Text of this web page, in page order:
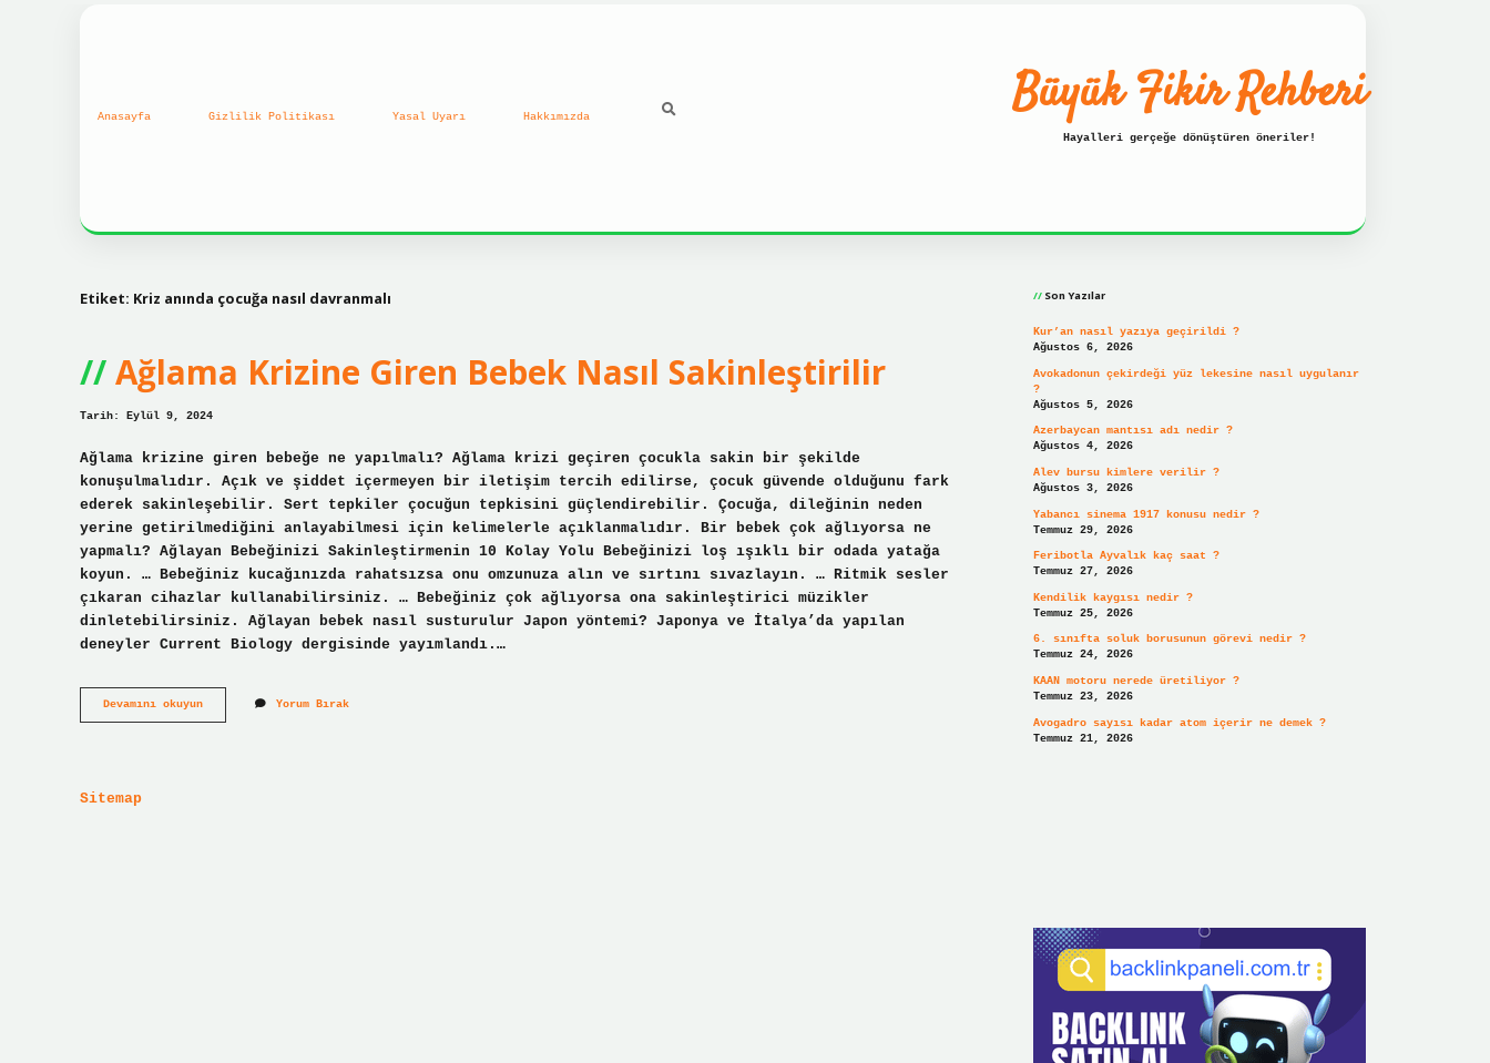
Anasayfa Gizlilik Politikası Yasal Uyarı Hakkımızda Büyük Fikir Rehberi
Hayalleri gerçeğe dönüştüren öneriler!
Etiket: Kriz anında çocuğa nasıl davranmalı
Ağlama Krizine Giren Bebek Nasıl Sakinleştirilir
Tarih: Eylül 9, 2024
Ağlama krizine giren bebeğe ne yapılmalı? Ağlama krizi geçiren çocukla sakin bir şekilde
konuşulmalıdır. Açık ve şiddet içermeyen bir iletişim tercih edilirse, çocuk güvende olduğunu fark
ederek sakinleşebilir. Sert tepkiler çocuğun tepkisini güçlendirebilir. Çocuğa, dileğinin neden
yerine getirilmediğini anlayabilmesi için kelimelerle açıklanmalıdır. Bir bebek çok ağlıyorsa ne
yapmalı? Ağlayan Bebeğinizi Sakinleştirmenin 10 Kolay Yolu Bebeğinizi loş ışıklı bir odada yatağa
koyun. … Bebeğiniz kucağınızda rahatsızsa onu omzunuza alın ve sırtını sıvazlayın. … Ritmik sesler
çıkaran cihazlar kullanabilirsiniz. … Bebeğiniz çok ağlıyorsa ona sakinleştirici müzikler
dinletebilirsiniz. Ağlayan bebek nasıl susturulur Japon yöntemi? Japonya ve İtalya’da yapılan
deneyler Current Biology dergisinde yayımlandı.…
Devamını okuyunAğlama
Krizine
Yorum Bırak
Sitemap
Son Yazılar
Kur’an nasıl yazıya geçirildi ?
Ağustos 6, 2026
Avokadonun çekirdeği yüz lekesine nasıl uygulanır
?
Ağustos 5, 2026
Azerbaycan mantısı adı nedir ?
Ağustos 4, 2026
Alev bursu kimlere verilir ?
Ağustos 3, 2026
Yabancı sinema 1917 konusu nedir ?
Temmuz 29, 2026
Feribotla Ayvalık kaç saat ?
Temmuz 27, 2026
Kendilik kaygısı nedir ?
Temmuz 25, 2026
6. sınıfta soluk borusunun görevi nedir ?
Temmuz 24, 2026
KAAN motoru nerede üretiliyor ?
Temmuz 23, 2026
Avogadro sayısı kadar atom içerir ne demek ?
Temmuz 21, 2026